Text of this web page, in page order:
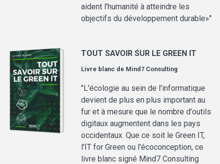
aident l’humanité à atteindre les
objectifs du développement durable»"
TOUT SAVOIR SUR LE GREEN IT
Livre blanc de Mind7 Consulting
"L'écologie au sein de l'informatique
devient de plus en plus important au
fur et à mesure que le nombre d'outils
digitaux augmentent dans les pays
occidentaux. Que ce soit le Green IT,
l'IT for Green ou l'écoconception, ce
livre blanc signé Mind7 Consulting